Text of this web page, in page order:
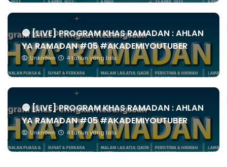
🔴 [LIVE] PROGRAM KHAS RAMADAN : AHLAN
YA RAMADAN #05 #AKADEMIYOUTUBER
Unknown 4 tahun yang lalu
🔴 [LIVE] PROGRAM KHAS RAMADAN : AHLAN
YA RAMADAN #05 #AKADEMIYOUTUBER
Unknown 4 tahun yang lalu